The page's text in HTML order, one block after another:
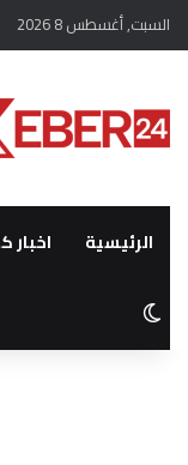
السبت, أغسطس 8 2026
الرئيسية اخبار
الوضع المظلم